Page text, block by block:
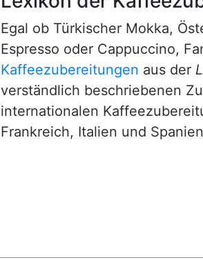
Egal ob Türkischer Mokka,
Espresso oder Cappuccino,
Kaffeezubereitungen aus der
verständlich beschriebenen
internationalen
Frankreich, Italien und